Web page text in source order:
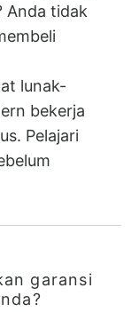
Anda tidak
lunak-
bekerja
Pelajari
garansi